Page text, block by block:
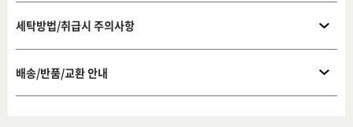
세탁방법/취급시 주의사항
배송/반품/교환 안내